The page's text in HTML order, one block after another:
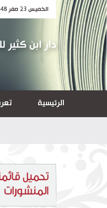
الخميس 23 صفر 1448 - 06 أغسطس 2026 - الساعة الآن 9:32 بتوقيت مكة المكرمة
دار ابن كثير
الرئيسية